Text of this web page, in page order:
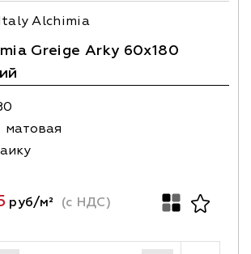
Alchimia
Greige Arky 60x180
матовая
руб/м² (с НДС)